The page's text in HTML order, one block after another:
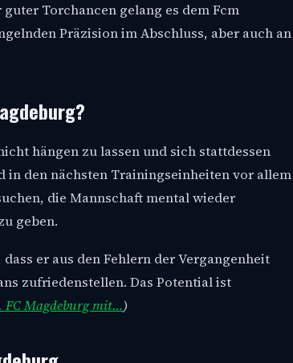
Torchancen gelang es dem Fcm
Präzision im Abschluss, aber auch an
hängen zu lassen und sich stattdessen
in den nächsten Trainingseinheiten vor allem
die Mannschaft mental wieder
geben.
er aus den Fehlern der Vergangenheit
zufriedenstellen. Das Potential ist
FC Magdeburg mit…)